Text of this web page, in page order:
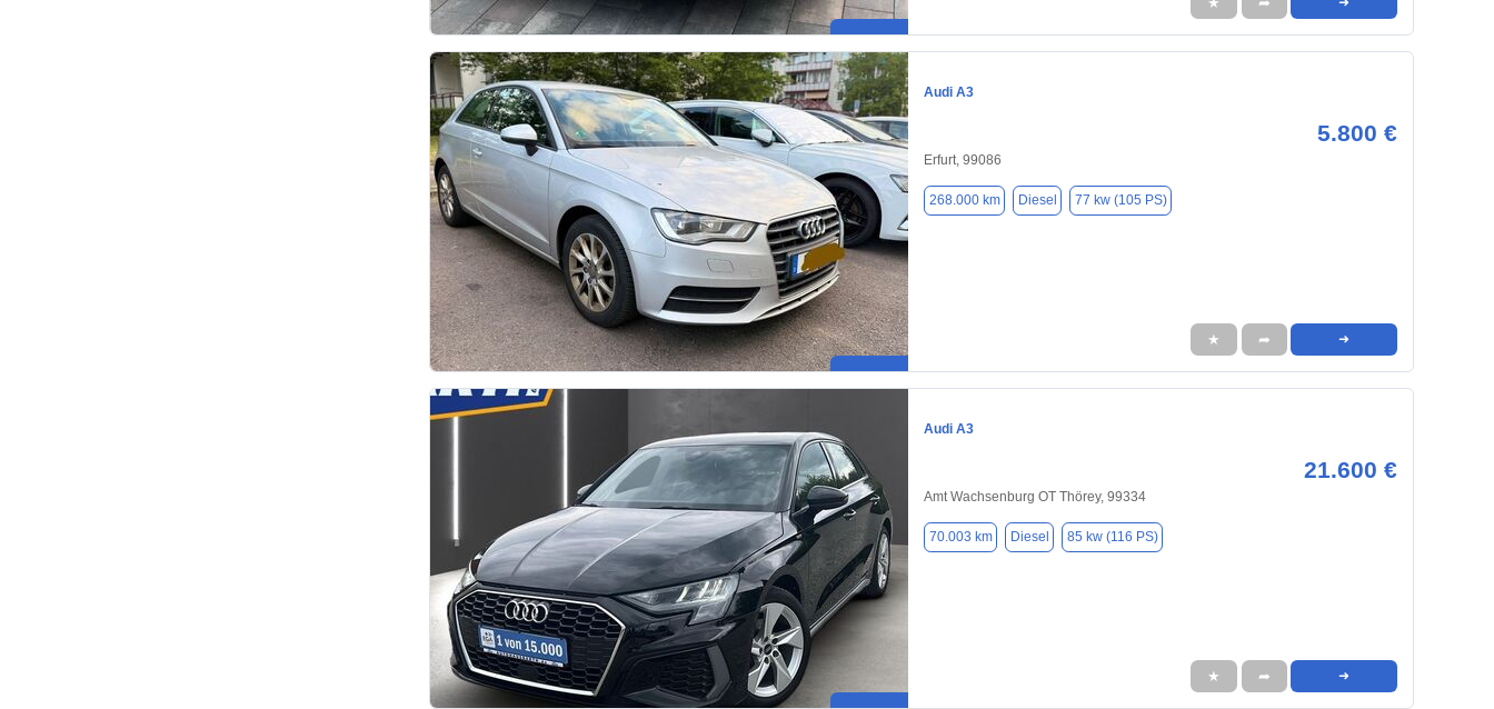
Audi A3
5.800 €
Erfurt, 99086
268.000 km Diesel 77 kw (105 PS)
★ ➦ ➜
Audi A3
21.600 €
Amt Wachsenburg OT Thörey, 99334
70.003 km Diesel 85 kw (116 PS)
★ ➦ ➜